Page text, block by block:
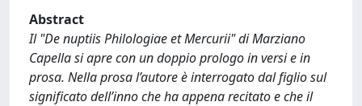
Abstract
Il "De nuptiis Philologiae et Mercurii" di Marziano
Capella si apre con un doppio prologo in versi e in
prosa. Nella prosa l’autore è interrogato dal figlio sul
significato dell’inno che ha appena recitato e che il